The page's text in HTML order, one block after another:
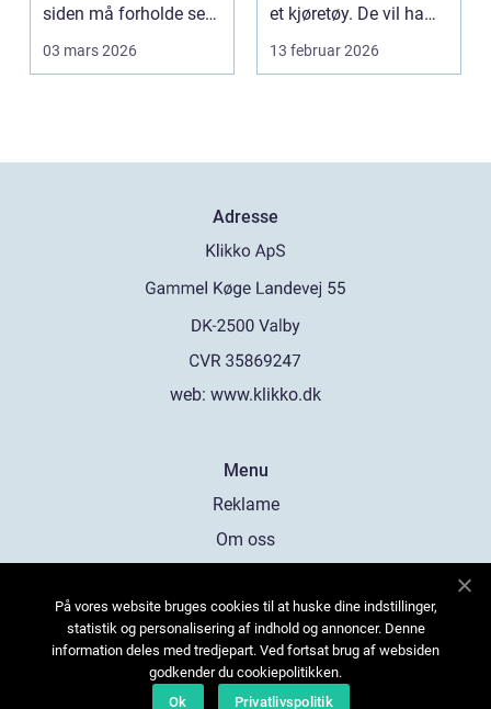
siden må forholde seg
til. For mange bl...
03 mars 2026
et kjøretøy. De vil ha
frihet, fl...
13 februar 2026
Adresse
web: www.klikko.dk
Menu
Reklame
Om oss
Kontakt Oss
Sitemap
På vores website bruges cookies til at huske dine indstillinger,
statistik og personalisering af indhold og annoncer. Denne
information deles med tredjepart. Ved fortsat brug af websiden
godkender du cookiepolitikken.
Ok
Privatlivspolitik